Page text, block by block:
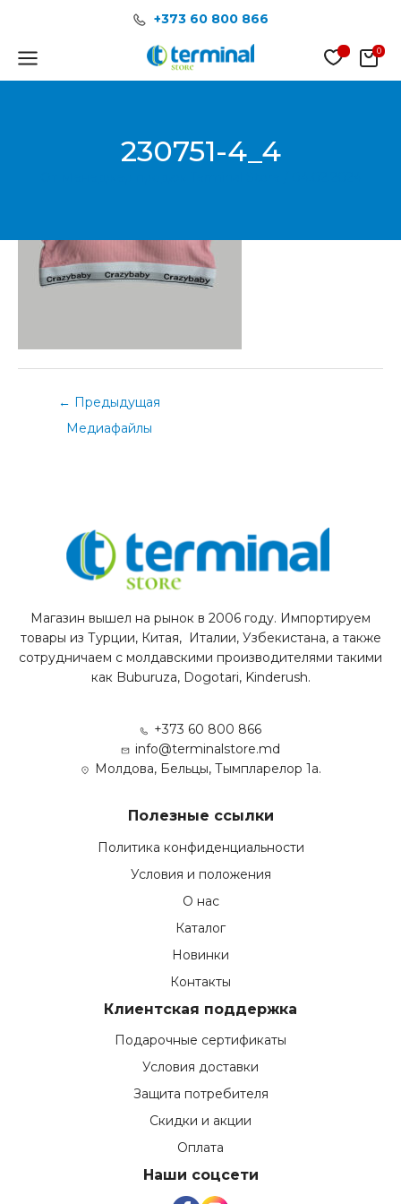
содержимому
+373 60 800 866
Main
Menu
230751-4_4
← Предыдущая
Медиафайлы
Магазин вышел на рынок в 2006 году. Импортируем
товары из Турции, Китая, Италии, Узбекистана, а также
сотрудничаем с молдавскими производителями такими
как Buburuza, Dogotari, Kinderush.
+373 60 800 866
info@terminalstore.md
Молдова, Бельцы, Тымпларелор 1а.
Полезные ссылки
Политика конфиденциальности
Условия и положения
О нас
Каталог
Новинки
Контакты
Клиентская поддержка
Подарочные сертификаты
Условия доставки
Защита потребителя
Скидки и акции
Оплата
Наши соцсети